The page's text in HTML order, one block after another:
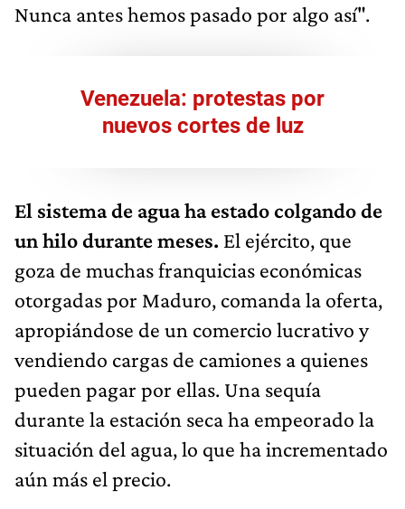
Nunca antes hemos pasado por algo así".
Venezuela: protestas por
nuevos cortes de luz
El sistema de agua ha estado colgando de
un hilo durante meses. El ejército, que
goza de muchas franquicias económicas
otorgadas por Maduro, comanda la oferta,
apropiándose de un comercio lucrativo y
vendiendo cargas de camiones a quienes
pueden pagar por ellas. Una sequía
durante la estación seca ha empeorado la
situación del agua, lo que ha incrementado
aún más el precio.